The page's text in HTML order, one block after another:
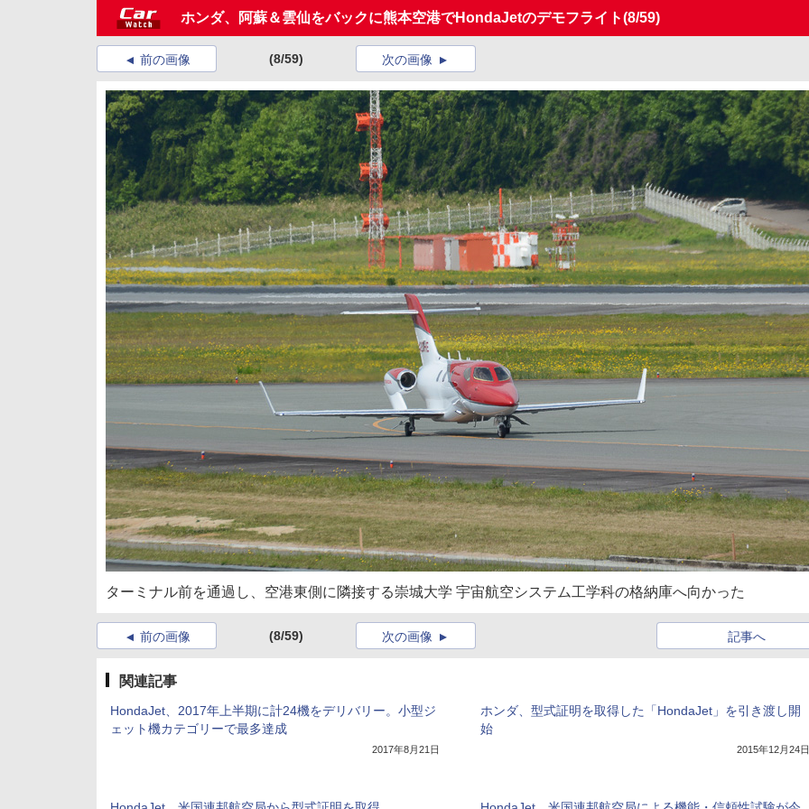
ホンダ、阿蘇＆雲仙をバックに熊本空港でHondaJetのデモフライト(8/59)
前の画像 (8/59) 次の画像
ターミナル前を通過し、空港東側に隣接する崇城大学 宇宙航空システム工学科の格納庫へ向かった
前の画像 (8/59) 記事へ
次の画像
関連記事
HondaJet、2017年上半期に計24機をデリバリー。小型ジ
ェット機カテゴリーで最多達成
2017年8月21日
ホンダ、型式証明を取得した「HondaJet」を引き渡し開
始
2015年12月24日